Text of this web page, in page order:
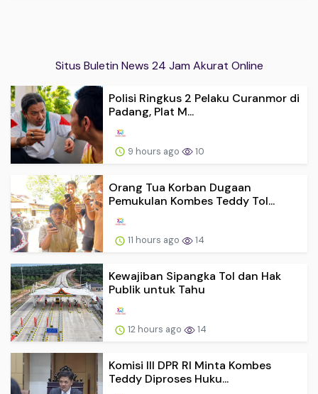
Situs Buletin News 24 Jam Akurat Online
Polisi Ringkus 2 Pelaku Curanmor di
Padang, Plat M...
9 hours ago 10
Orang Tua Korban Dugaan
Pemukulan Kombes Teddy Tol...
11 hours ago 14
Kewajiban Sipangka Tol dan Hak
Publik untuk Tahu
12 hours ago 14
Komisi III DPR RI Minta Kombes
Teddy Diproses Huku...